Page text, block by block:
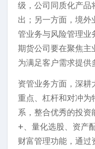
级，公司同质化产品
出；另一方面，境外
管业务与风险管理业
期货公司要在聚焦主
为满足客户需求提供
资管业务方面，深耕
重点、杠杆和对冲为
系，整合优秀的投资
+、量化选股、资产
财富管理功能，通过